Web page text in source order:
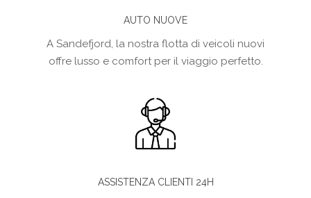
AUTO NUOVE
A Sandefjord, la nostra flotta di veicoli nuovi
offre lusso e comfort per il viaggio perfetto.
ASSISTENZA CLIENTI 24H